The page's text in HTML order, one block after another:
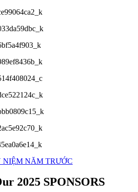
NĂM TRƯỚC
2025 SPONSORS